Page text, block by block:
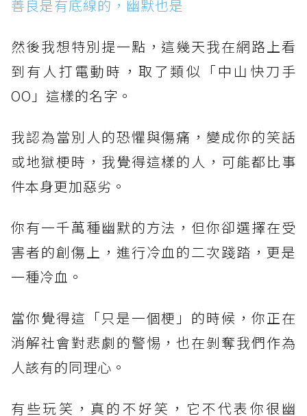
善良是有底線的，幽默也是
然後我想特別提一點，這幾天我在網路上看
到有人打電動時，取了類似「中山快刀手
OO」這樣的名字。⠀⠀
我認為當別人的恐懼與傷痛，變成你的笑話
或地獄梗時，我覺得這樣的人，可能都比事
件本身更加惡劣。⠀⠀
你有一千萬種幽默的方法，但你卻選擇在受
害者的創傷上，進行冷血的二次踐踏，更是
一種冷血。⠀⠀
當你覺得這「只是一個梗」的時候，你正在
消解社會對悲劇的警惕，也在剝奪我們作為
人該有的同理心。⠀
有些玩笑，真的不好笑，它不代表你很幽